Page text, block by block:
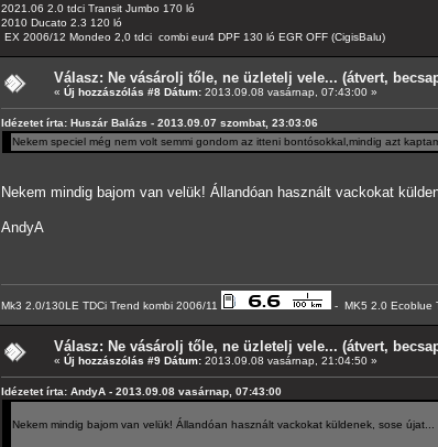
2021.06 2.0 tdci Transit Jumbo 170 ló
2010 Ducato 2.3 120 ló
EX 2006/12 Mondeo 2,0 tdci combi eur4 DPF 130 ló EGR OFF (CigisBalu)
Válasz: Ne vásárolj tőle, ne üzletelj vele... (átvert,
« Új hozzászólás #8 Dátum: 2013.09.08 vasárnap, 07:43:00 »
Idézetet írta: Huszár Balázs - 2013.09.07 szombat, 23:03:06
Nekem speciel még nem volt semmi gondom az itteni bontósokkal,mindig azt
Nekem mindig bajom van velük! Állandóan használt vackokat
AndyA
Mk3 2.0/130LE TDCi Trend kombi 2006/11 - MK5 2.0 Ecoblue
Válasz: Ne vásárolj tőle, ne üzletelj vele... (átvert,
« Új hozzászólás #9 Dátum: 2013.09.08 vasárnap, 21:04:50 »
Idézetet írta: AndyA - 2013.09.08 vasárnap, 07:43:00
Nekem mindig bajom van velük! Állandóan használt vackokat küldenek, sose újat...